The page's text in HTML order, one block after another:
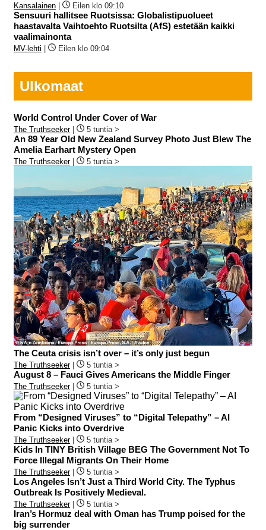
Kansalainen Eilen klo 09:10
Sensuuri hallitsee Ruotsissa: Globalistipuolueet
haastavalta Vaihtoehto Ruotsilta (AfS) estetään kaikki
vaalimainonta
MV-lehti Eilen klo 09:04
Ulkomaat
World Control Under Cover of War
The Truthseeker| 5 tuntia >
An 89 Year Old New Zealand Survey Photo Just Blew The
Amelia Earhart Mystery Open
The Truthseeker| 5 tuntia >
The Ceuta crisis isn’t over – it’s only just begun
The Truthseeker| 5 tuntia >
August 8 – Fauci Gives Americans the Middle Finger
The Truthseeker| 5 tuntia >
From “Designed Viruses” to “Digital Telepathy” – AI
Panic Kicks into Overdrive
The Truthseeker| 5 tuntia >
Kids In TINY British Village BEG The Government Not To
Force Illegal Migrants On Their Home
The Truthseeker| 5 tuntia >
Los Angeles Isn’t Just a Third World City. The Typhus
Outbreak Is Positively Medieval.
The Truthseeker| 5 tuntia >
Iran’s Hormuz deal with Oman has Trump poised for the
big surrender